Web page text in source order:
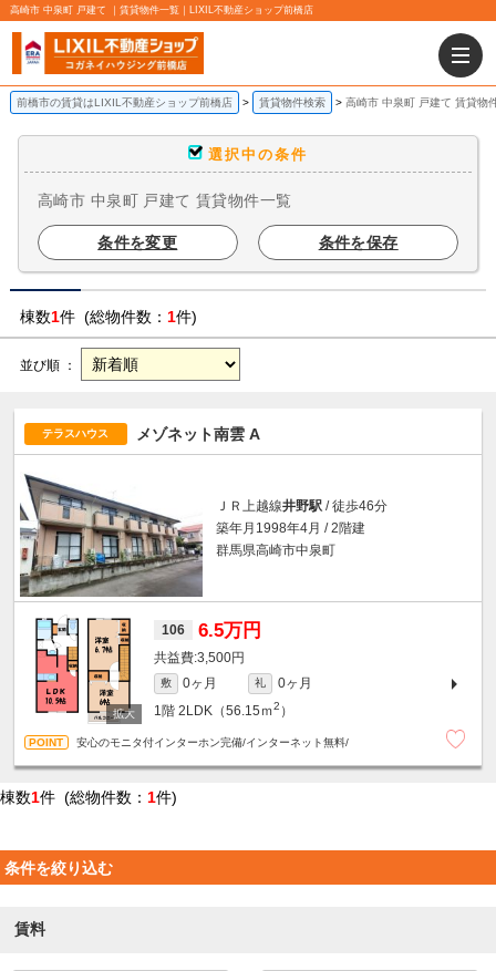
高崎市 中泉町 戸建て ｜賃貸物件一覧｜LIXIL不動産ショップ前橋店
前橋市の賃貸はLIXIL不動産ショップ前橋店 賃貸物件検索 高崎市 中泉町 戸建て 賃貸物
選択中の条件
高崎市 中泉町 戸建て 賃貸物件一覧
条件を変更 条件を保存
棟数1件 (総物件数： 1件)
並び順 ：
テラスハウス メゾネット南雲 A
ＪＲ上越線井野駅 / 徒歩46分
築年月1998年4月 / 2階建
群馬県高崎市中泉町
106 6.5万円
3,500円
敷 0ヶ月 礼
0ヶ月
1階 2LDK（56.15ｍ2 ）
安心のモニタ付インターホン完備/インターネット無料/
棟数1件 (総物件数： 1件)
条件を絞り込む
賃料